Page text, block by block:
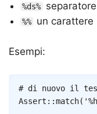
%ds%
%% un carattere
Esempi:
# di nuovo il test
Assert ::match(